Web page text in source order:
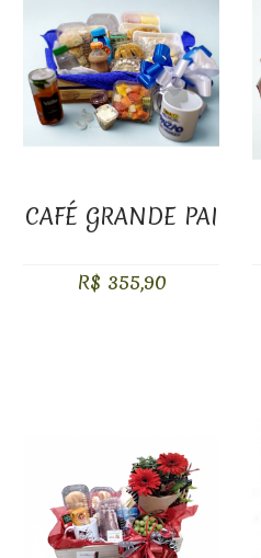
CAFÉ GRANDE PAI
R$ 355,90